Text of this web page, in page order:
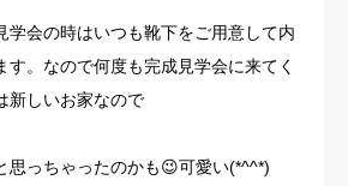
学会の時はいつも靴下をご用意して内
す。なので何度も完成見学会に来てく
新しいお家なので
思っちゃったのかも😉可愛い(*^^*)